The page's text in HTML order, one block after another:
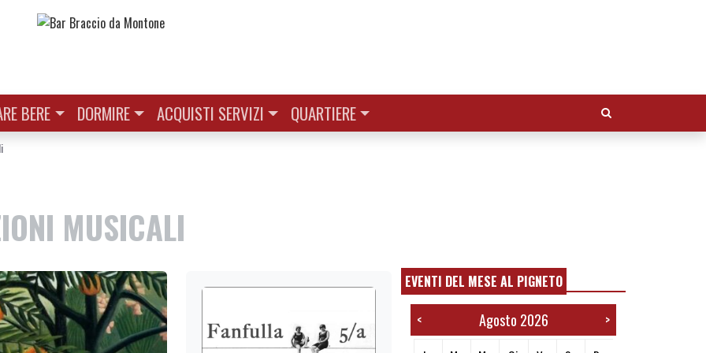
BERE DORMIRE ACQUISTI SERVIZI QUARTIERE Cerca:
MUSICALI
EVENTI DEL MESE AL PIGNETO
< Agosto 2026 >